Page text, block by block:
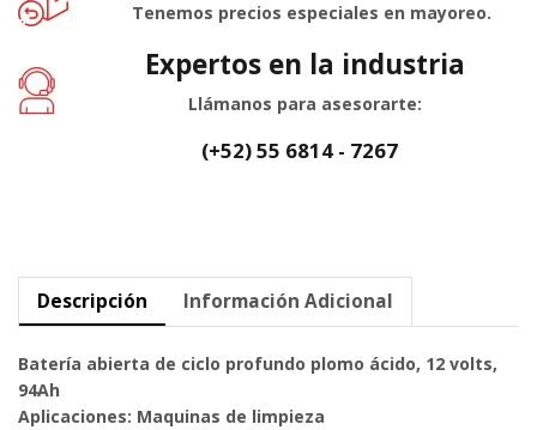
Tenemos precios especiales en mayoreo.
Expertos en la industria
Llámanos para asesorarte:
(+52) 55 6814 - 7267
Descripción Información Adicional
Batería abierta de ciclo profundo plomo ácido, 12 volts,
94Ah
Aplicaciones: Maquinas de limpieza